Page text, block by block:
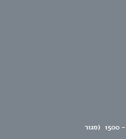
המוזיאון פתוח בימים א'-ה' בין השעות 0900 - 1500 (סגור